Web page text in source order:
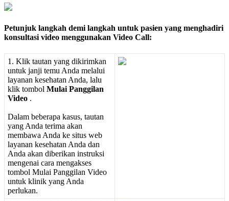
Petunjuk langkah demi langkah untuk pasien yang menghadiri
konsultasi video menggunakan Video Call:
1 . Klik tautan yang dikirimkan
untuk janji temu Anda melalui
layanan kesehatan Anda, lalu
klik tombol Mulai Panggilan
Video .
Dalam beberapa kasus, tautan
yang Anda terima akan
membawa Anda ke situs web
layanan kesehatan Anda dan
Anda akan diberikan instruksi
mengenai cara mengakses
tombol Mulai Panggilan Video
untuk klinik yang Anda
perlukan.